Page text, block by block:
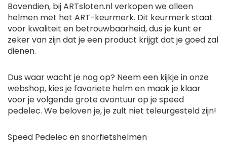
Bovendien, bij ARTsloten.nl verkopen we alleen
helmen met het ART-keurmerk. Dit keurmerk staat
voor kwaliteit en betrouwbaarheid, dus je kunt er
zeker van zijn dat je een product krijgt dat je goed zal
dienen.
Dus waar wacht je nog op? Neem een kijkje in onze
webshop, kies je favoriete helm en maak je klaar
voor je volgende grote avontuur op je speed
pedelec. We beloven je, je zult niet teleurgesteld zijn!
Speed Pedelec en snorfietshelmen